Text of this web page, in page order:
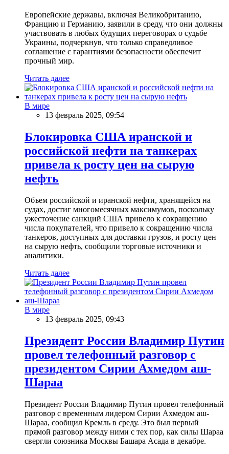
Европейские державы, включая Великобританию,
Францию и Германию, заявили в среду, что они должны
участвовать в любых будущих переговорах о судьбе
Украины, подчеркнув, что только справедливое
соглашение с гарантиями безопасности обеспечит
прочный мир.
Читать далее
В мире
13 февраль 2025, 09:54
Блокировка США иранской и
российской нефти на танкерах
привела к росту цен на сырую
нефть
Объем российской и иранской нефти, хранящейся на
судах, достиг многомесячных максимумов, поскольку
ужесточение санкций США привело к сокращению
числа покупателей, что привело к сокращению числа
танкеров, доступных для доставки грузов, и росту цен
на сырую нефть, сообщили торговые источники и
аналитики.
Читать далее
В мире
13 февраль 2025, 09:43
Президент России Владимир Путин
провел телефонный разговор с
президентом Сирии Ахмедом аш-
Шараа
Президент России Владимир Путин провел телефонный
разговор с временным лидером Сирии Ахмедом аш-
Шараа, сообщил Кремль в среду. Это был первый
прямой разговор между ними с тех пор, как силы Шараа
свергли союзника Москвы Башара Асада в декабре.